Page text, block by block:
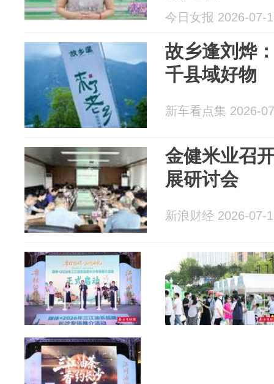
今日女报 2026-07-
故乡逢刘烨
千县域好物
新车看点集 2026-
金健米业召
展研讨会
新浪财经 2026-07-